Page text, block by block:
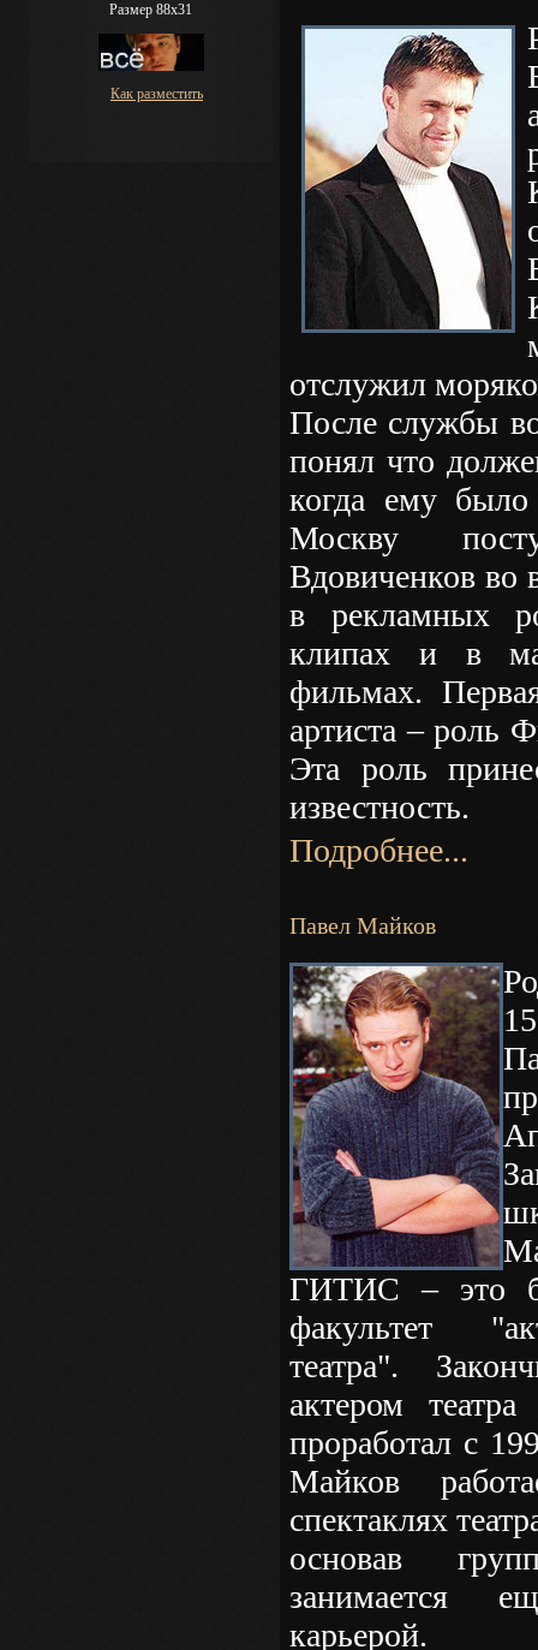
Размер 88х31
Как разместить
отслужил
После службы
понял что
когда ему
Москву
Вдовиченков во
в рекламных
клипах и в
фильмах.
артиста – роль
Эта роль
известность.
Подробнее...
Павел Майков
ГИТИС – это
факультет
театра".
актером
проработал с
Майков
спектаклях
основав
занимается
карьерой.